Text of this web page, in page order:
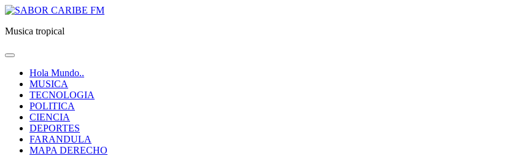
Saltar
contenido
SABOR
Musica tropical
Hola Mundo..
MUSICA
TECNOLOGIA
POLITICA
CIENCIA
DEPORTES
FARANDULA
MAPA DERECHO